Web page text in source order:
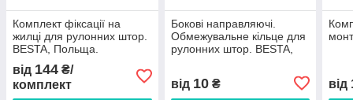
Комплект фіксації на
жилці для рулонних штор.
BESTA, Польща.
від 144 ₴/
комплект
Бокові направляючі.
Обмежувальне кільце для
рулонних штор. BESTA,
від 10₴ від